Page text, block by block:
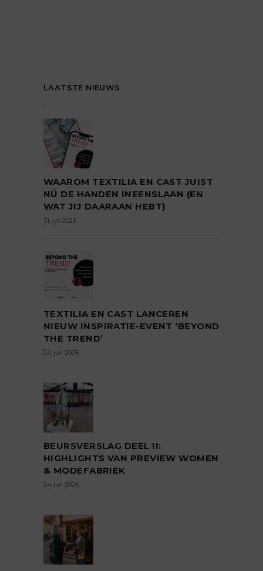
LAATSTE NIEUWS
WAAROM TEXTILIA EN CAST JUIST
NÚ DE HANDEN INEENSLAAN (EN
WAT JIJ DAARAAN HEBT)
31 juli 2026
TEXTILIA EN CAST LANCEREN
NIEUW INSPIRATIE-EVENT ‘BEYOND
THE TREND’
24 juli 2026
BEURSVERSLAG DEEL II:
HIGHLIGHTS VAN PREVIEW WOMEN
& MODEFABRIEK
24 juli 2026